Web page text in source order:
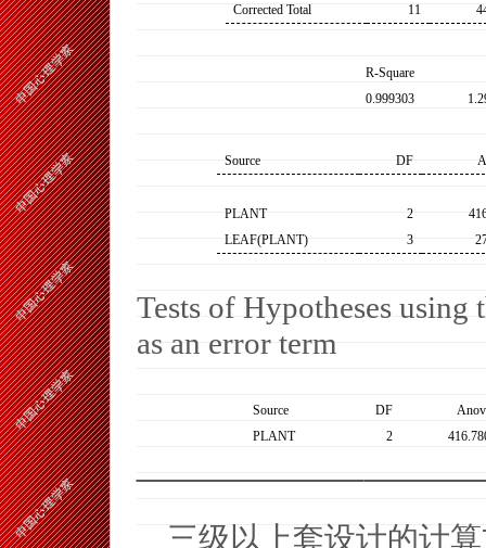
Corrected Total
11
R-Square
0.999303
Source DF
PLANT 2
LEAF(PLANT)
3
Tests of Hypotheses
as an error term
Source DF
PLANT
2
三级以上套设计的计